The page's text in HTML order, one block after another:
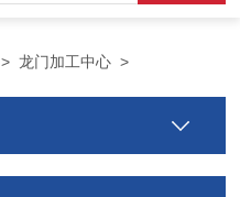
>龙门加工中心 >